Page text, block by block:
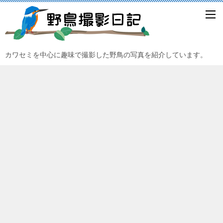
カワセミを中心に趣味で撮影した野鳥の写真を紹介しています。